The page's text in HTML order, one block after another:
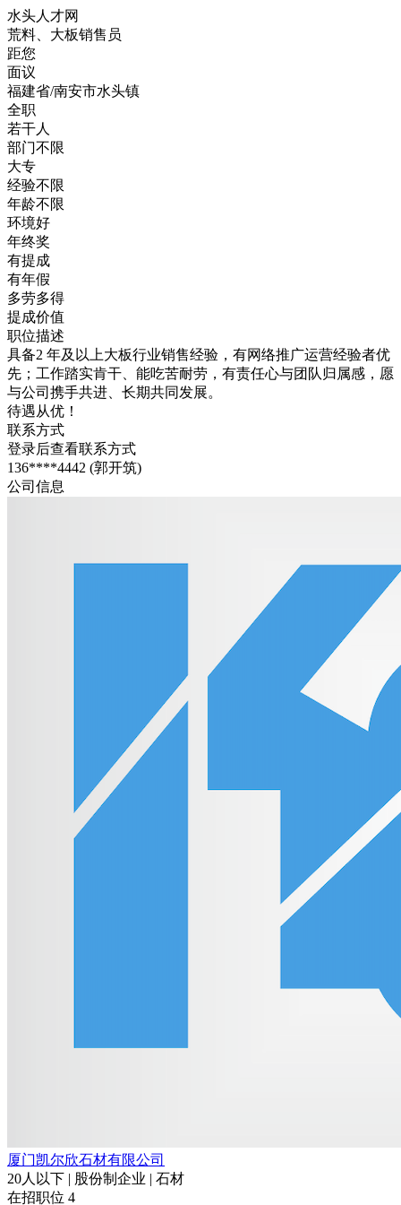
水头人才网
荒料、大板销售员
距您
面议
福建省/南安市水头镇
全职
若干人
部门不限
大专
经验不限
年龄不限
环境好
年终奖
有提成
有年假
多劳多得
提成价值
职位描述
具备2 年及以上大板行业销售经验，有网络推广运营经验者优
先；工作踏实肯干、能吃苦耐劳，有责任心与团队归属感，愿
与公司携手共进、长期共同发展。
待遇从优！
联系方式
登录后查看联系方式
136****4442 (郭开筑)
公司信息
厦门凯尔欣石材有限公司
20人以下 | 股份制企业 | 石材
在招职位 4